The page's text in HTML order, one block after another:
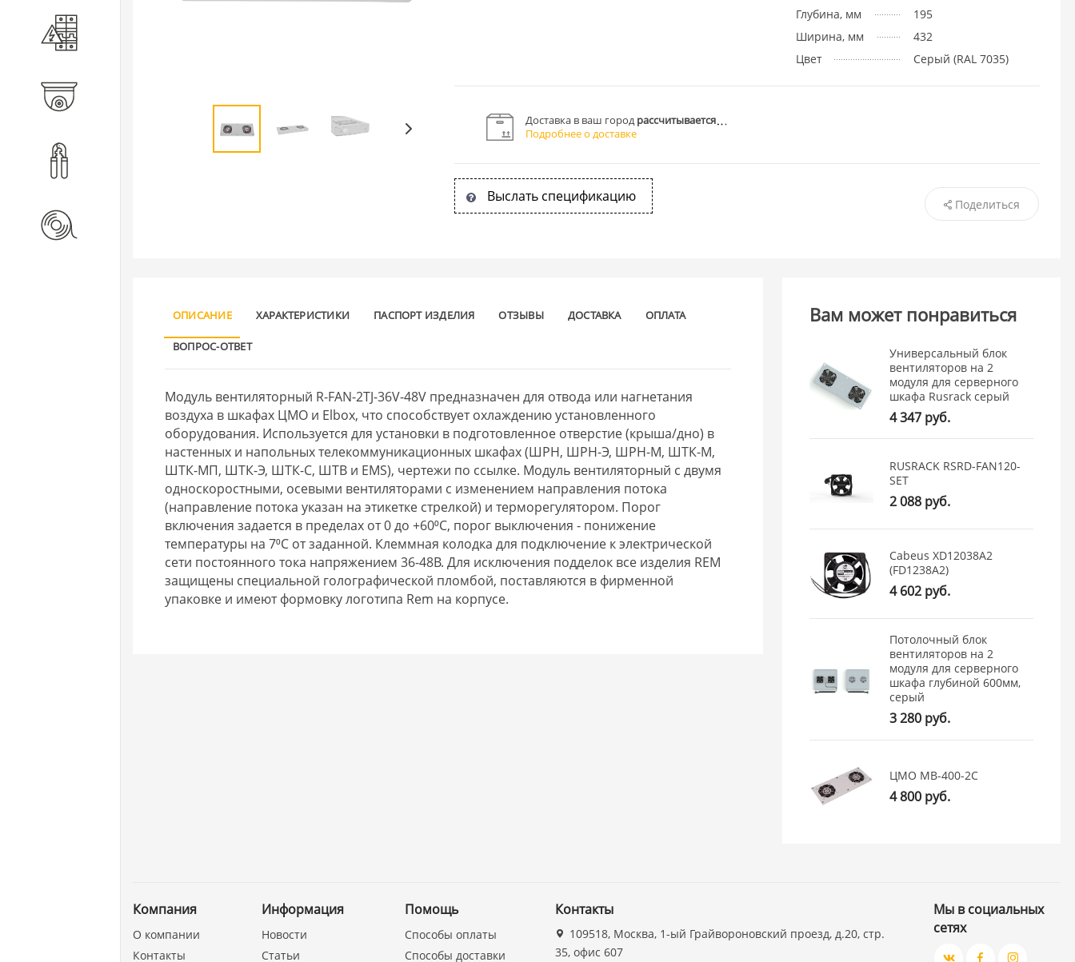
Глубина, мм
195
Ширина, мм
432
Цвет
Cерый (RAL 7035)
Доставка в ваш городрассчитывается
Подробнее о доставке
Выслать спецификацию Поделиться
ОПИСАНИЕ ХАРАКТЕРИСТИКИ ПАСПОРТ ИЗДЕЛИЯ ОТЗЫВЫ ДОСТАВКА ОПЛАТА
ВОПРОС-ОТВЕТ
Модуль вентиляторный R-FAN-2TJ-36V-48V предназначен для отвода или нагнетания
воздуха в шкафах ЦМО и Elbox, что способствует охлаждению установленного
оборудования. Используется для установки в подготовленное отверстие (крыша/дно) в
настенных и напольных телекоммуникационных шкафах (ШРН, ШРН-Э, ШРН-М, ШТК-М,
ШТК-МП, ШТК-Э, ШТК-С, ШТВ и EMS), чертежи по ссылке. Модуль вентиляторный с двумя
односкоростными, осевыми вентиляторами с изменением направления потока
(направление потока указан на этикетке стрелкой) и терморегулятором. Порог
включения задается в пределах от 0 до +60⁰С, порог выключения - понижение
температуры на 7⁰С от заданной. Клеммная колодка для подключение к электрической
сети постоянного тока напряжением 36-48В. Для исключения подделок все изделия REM
защищены специальной голографической пломбой, поставляются в фирменной
упаковке и имеют формовку логотипа Rem на корпусе.
Вам может понравиться
Универсальный блок
вентиляторов на 2
модуля для серверного
шкафа Rusrack серый
4 347 руб.
RUSRACK RSRD-FAN120-
SET
2 088 руб.
Cabeus XD12038A2
(FD1238A2)
4 602 руб.
Потолочный блок
вентиляторов на 2
модуля для серверного
шкафа глубиной 600мм,
серый
3 280 руб.
ЦМО МВ-400-2С
4 800 руб.
Компания
О компании
Контакты
Информация
Новости
Статьи
Помощь
Способы оплаты
Способы доставки
Контакты
109518, Москва, 1-ый Грайвороновский проезд, д.20, стр.
35, офис 607
Мы в социальных
сетях